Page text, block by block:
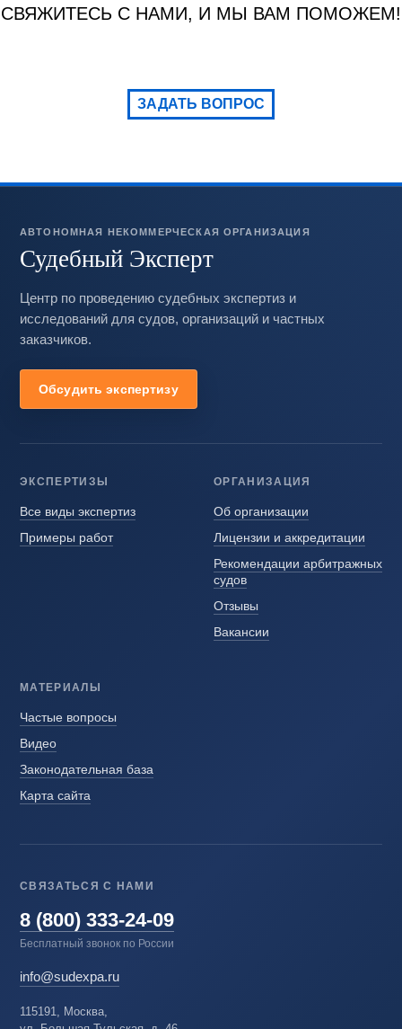
СВЯЖИТЕСЬ С НАМИ, И МЫ ВАМ ПОМОЖЕМ!
ЗАДАТЬ ВОПРОС
АВТОНОМНАЯ НЕКОММЕРЧЕСКАЯ ОРГАНИЗАЦИЯ
Судебный Эксперт
Центр по проведению судебных экспертиз и
исследований для судов, организаций и частных
заказчиков.
Обсудить экспертизу
ЭКСПЕРТИЗЫ
Все виды экспертиз
Примеры работ
ОРГАНИЗАЦИЯ
Об организации
Лицензии и аккредитации
Рекомендации арбитражных
судов
Отзывы
Вакансии
МАТЕРИАЛЫ
Частые вопросы
Видео
Законодательная база
Карта сайта
СВЯЗАТЬСЯ С НАМИ
8 (800) 333-24-09
Бесплатный звонок по России
info@sudexpa.ru
115191, Москва,